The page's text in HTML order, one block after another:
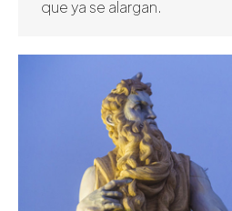
que ya se alargan.